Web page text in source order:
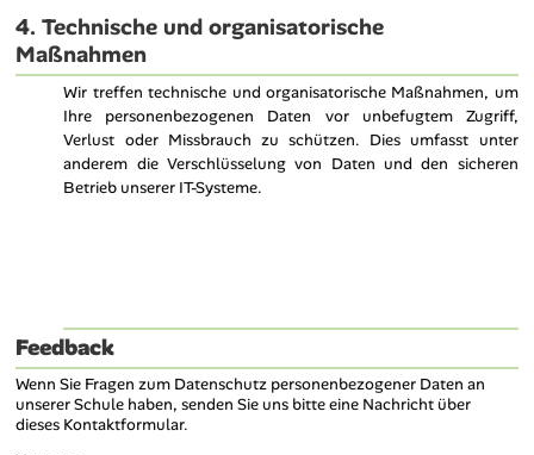
4. Technische und organisatorische
Maßnahmen
Wir treffen technische und organisatorische Maßnahmen, um
Ihre personenbezogenen Daten vor unbefugtem Zugriff,
Verlust oder Missbrauch zu schützen. Dies umfasst unter
anderem die Verschlüsselung von Daten und den sicheren
Betrieb unserer IT-Systeme.
Feedback
Wenn Sie Fragen zum Datenschutz personenbezogener Daten an
unserer Schule haben, senden Sie uns bitte eine Nachricht über
dieses Kontaktformular.